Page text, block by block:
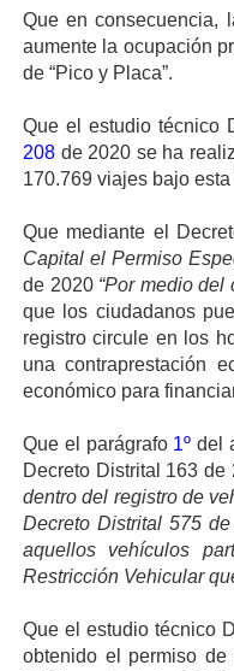
Que en consecuencia,
aumente la ocupación
de “Pico y Placa”.
Que el estudio técnico
208 de 2020 se ha
170.769 viajes bajo
Que mediante el
Capital el Permiso
de 2020 “Por medio
que los ciudadanos
registro circule en los
una contraprestación
económico para
Que el parágrafo 1º del
Decreto Distrital 163 de
dentro del registro de
Decreto Distrital 575
aquellos vehículos
Restricción Vehicular
Que el estudio técnico
obtenido el permiso